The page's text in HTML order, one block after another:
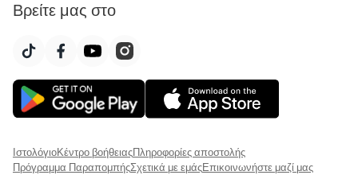
Βρείτε μας στο
ΙστολόγιοΚέντρο βοήθειαςΠληροφορίες αποστολής
Πρόγραμμα ΠαραπομπήςΣχετικά με εμάςΕπικοινωνήστε μαζί μας